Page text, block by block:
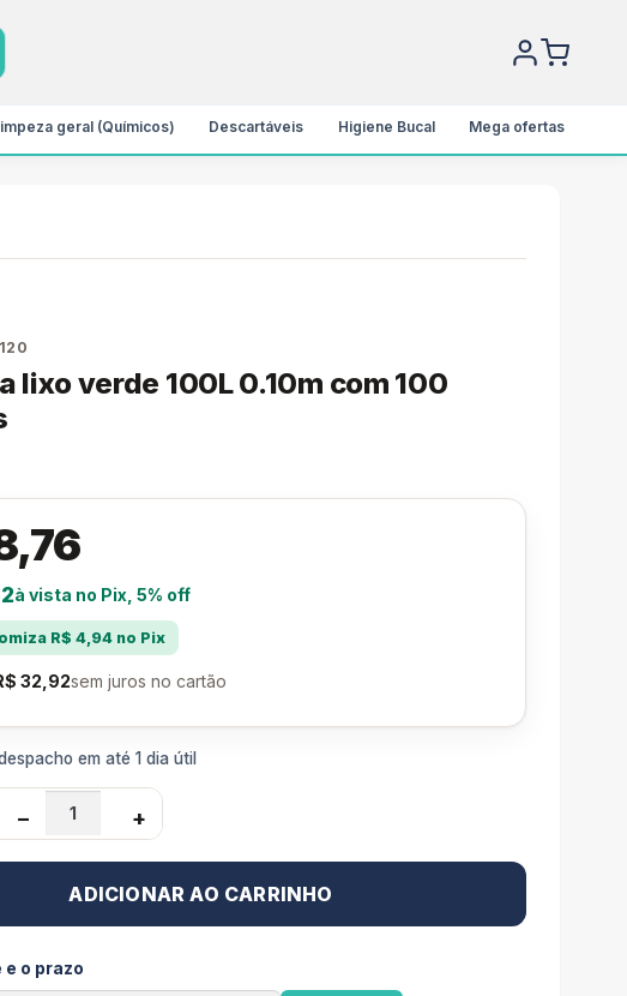
geral (Químicos) Descartáveis Higiene Bucal Mega ofertas
lixo verde 100L 0.10m com 100
à vista no Pix, 5% off
R$ 4,94 no Pix
32,92sem juros no cartão
em até 1 dia útil
− +
ADICIONAR AO CARRINHO
o prazo